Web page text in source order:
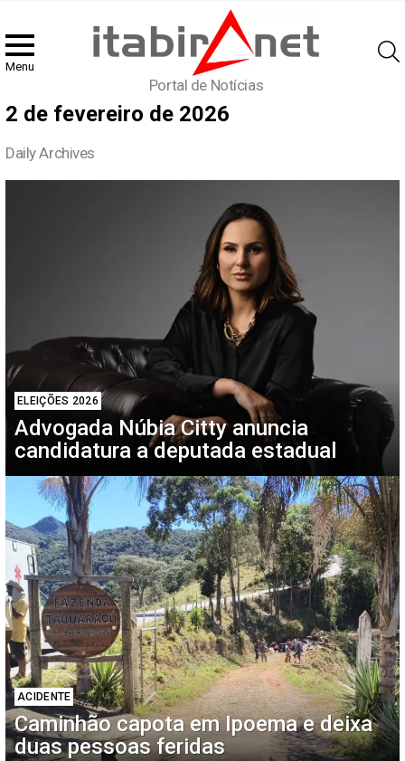
Menu
Portal de Notícias
2 de fevereiro de 2026
Daily Archives
ELEIÇÕES 2026
Advogada Núbia Citty anuncia
candidatura a deputada estadual
ACIDENTE
Caminhão capota em Ipoema e deixa
duas pessoas feridas